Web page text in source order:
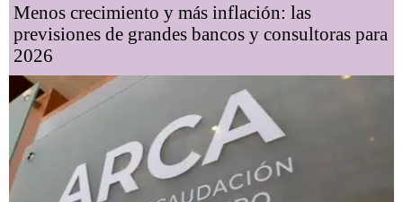
Menos crecimiento y más inflación: las
previsiones de grandes bancos y consultoras para
2026